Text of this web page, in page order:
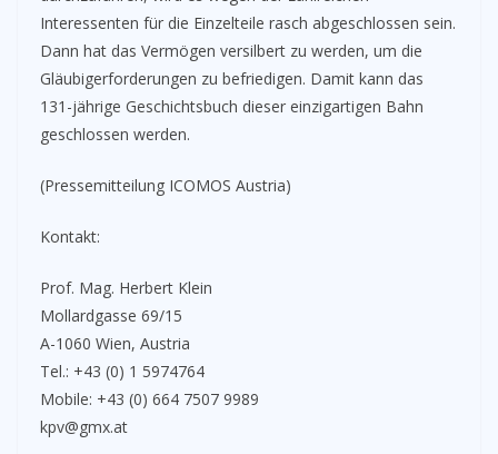
Interessenten für die Einzelteile rasch abgeschlossen sein.
Dann hat das Vermögen versilbert zu werden, um die
Gläubigerforderungen zu befriedigen. Damit kann das
131-jährige Geschichtsbuch dieser einzigartigen Bahn
geschlossen werden.
(Pressemitteilung ICOMOS Austria)
Kontakt:
Prof. Mag. Herbert Klein
Mollardgasse 69/15
A-1060 Wien, Austria
Tel.: +43 (0) 1 5974764
Mobile: +43 (0) 664 7507 9989
kpv@gmx.at